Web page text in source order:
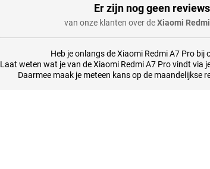
Er zijn nog geen reviews
van onze klanten over deXiaomi
Heb je onlangs de Xiaomi Redmi A7 Pro bij
Laat weten wat je van de Xiaomi Redmi A7 Pro vindt via
Daarmee maak je meteen kans op de maandelijkse